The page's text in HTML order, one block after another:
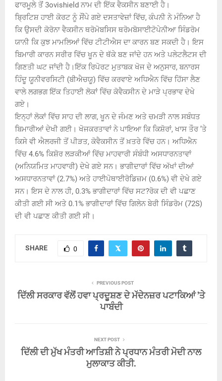
ਫਾਰਮੂਲੇ ਤੋਂ 3ovishield ਨਾਮ ਦੀ ਇੱਕ ਵੈਕਸੀਨ ਬਣਾਈ ਹੈ।
ਬ੍ਰਿਟਿਸ਼ ਹਾਈ ਕੋਰਟ ਨੂੰ ਸੌਂਪੇ ਗਏ ਦਸਤਾਵੇਜ਼ਾਂ ਵਿੱਚ, ਕੰਪਨੀ ਨੇ ਮੰਨਿਆ ਹੈ
ਕਿ ਉਸਦੀ ਕੋਰੋਨਾ ਵੈਕਸੀਨ ਥਰੋਮੋਬਸਿਸ ਥਰੋਮਬੋਸਾਈਟੋਪੇਨੀਆ ਸਿੰਡਰੋਮ
ਯਾਨੀ ਕਿ ਕੁਝ ਮਾਮਲਿਆਂ ਵਿੱਚ ਟੀਟੀਐਸ ਦਾ ਕਾਰਨ ਬਣ ਸਕਦੀ ਹੈ। ਇਸ
ਬਿਮਾਰੀ ਕਾਰਨ ਸਰੀਰ ਵਿੱਚ ਖੂਨ ਦੇ ਥੱਕੇ ਬਣ ਜਾਂਦੇ ਹਨ ਅਤੇ ਪਲੇਟਲੈਟਸ ਦੀ
ਗਿਣਤੀ ਘਟ ਜਾਂਦੀ ਹੈ।ਇੱਕ ਰਿਪੋਰਟ ਮੁਤਾਬਕ ਖੋਜ ਦੇ ਅਨੁਸਾਰ, ਬਨਾਰਸ
ਹਿੰਦੂ ਯੂਨੀਵਰਸਿਟੀ (ਬੀਐਚਯੂ) ਵਿੱਚ ਕਰਵਾਏ ਅਧਿਐਨ ਵਿੱਚ ਹਿੱਸਾ ਲੈਣ
ਵਾਲੇ ਲਗਭਗ ਇੱਕ ਤਿਹਾਈ ਲੋਕਾਂ ਵਿੱਚ ਕੋਵੈਕਸੀਨ ਦੇ ਮਾੜੇ ਪ੍ਰਭਾਵ ਦੇਖੇ
ਗਏ।
ਇਨ੍ਹਾਂ ਲੋਕਾਂ ਵਿੱਚ ਸਾਹ ਦੀ ਲਾਗ, ਖੂਨ ਦੇ ਜੰਮਣ ਅਤੇ ਚਮੜੀ ਨਾਲ ਸਬੰਧਤ
ਬਿਮਾਰੀਆਂ ਦੇਖੀ ਗਈ। ਖੋਜਕਰਤਾਵਾਂ ਨੇ ਪਾਇਆ ਕਿ ਕਿਸ਼ੋਰਾਂ, ਖਾਸ ਤੌਰ ’ਤੇ
ਕਿਸੇ ਵੀ ਐਲਰਜੀ ਤੋਂ ਪੀੜਤ, ਕੋਵੈਕਸੀਨ ਤੋਂ ਖ਼ਤਰੇ ਵਿੱਚ ਹਨ। ਅਧਿਐਨ
ਵਿੱਚ 4.6% ਕਿਸ਼ੋਰ ਲੜਕੀਆਂ ਵਿੱਚ ਮਾਹਵਾਰੀ ਸੰਬੰਧੀ ਅਸਧਾਰਨਤਾਵਾਂ
(ਅਨਿਯਮਿਤ ਮਾਹਵਾਰੀ) ਦੇਖੇ ਗਏ ਸਨ। ਭਾਗੀਦਾਰਾਂ ਵਿੱਚ ਅੱਖਾਂ ਦੀਆਂ
ਅਸਧਾਰਨਤਾਵਾਂ (2.7%) ਅਤੇ ਹਾਈਪੋਥਾਈਰੋਡਿਜ਼ਮ (0.6%) ਵੀ ਦੇਖੇ ਗਏ
ਸਨ। ਇਸ ਦੇ ਨਾਲ ਹੀ, 0.3% ਭਾਗੀਦਾਰਾਂ ਵਿੱਚ ਸਟ?ਰੋਕ ਦੀ ਵੀ ਪਛਾਣ
ਕੀਤੀ ਗਈ ਸੀ ਅਤੇ 0.1% ਭਾਗੀਦਾਰਾਂ ਵਿੱਚ ਗਿਲੇਨ ਬੇਰੀ ਸਿੰਡਰੋਮ (72S)
ਦੀ ਵੀ ਪਛਾਣ ਕੀਤੀ ਗਈ ਸੀ।
SHARE 0
PREVIOUS POST
ਦਿੱਲੀ ਸਰਕਾਰ ਵੱਲੋਂ ਹਵਾ ਪ੍ਰਦੂਸ਼ਣ ਦੇ ਮੱਦੇਨਜ਼ਰ ਪਟਾਕਿਆਂ ’ਤੇ
ਪਾਬੰਦੀ
NEXT POST
ਦਿੱਲੀ ਦੀ ਮੁੱਖ ਮੰਤਰੀ ਆਤਿਸ਼ੀ ਨੇ ਪ੍ਰਧਾਨ ਮੰਤਰੀ ਮੋਦੀ ਨਾਲ
ਮੁਲਾਕਾਤ ਕੀਤੀ.